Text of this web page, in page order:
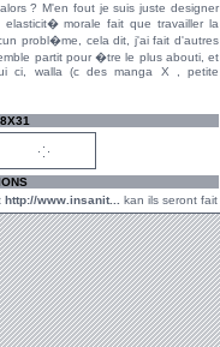
? M'en fout je suis juste designer
morale fait que travailler la
probl�me, cela dit, j'ai fait d'autres
partit pour �tre le plus abouti, et
ci, walla (c des manga X , petite
http://www.insanit... kan ils seront fait